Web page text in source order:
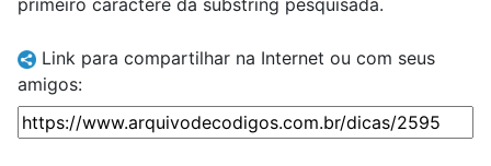
primeiro caractere da substring pesquisada.
Link para compartilhar na Internet ou com seus
amigos: